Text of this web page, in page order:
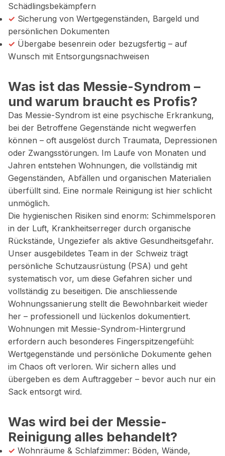
Schädlingsbekämpfern
✓ Sicherung von Wertgegenständen, Bargeld und
persönlichen Dokumenten
✓ Übergabe besenrein oder bezugsfertig – auf
Wunsch mit Entsorgungsnachweisen
Was ist das Messie-Syndrom –
und warum braucht es Profis?
Das Messie-Syndrom ist eine psychische Erkrankung,
bei der Betroffene Gegenstände nicht wegwerfen
können – oft ausgelöst durch Traumata, Depressionen
oder Zwangsstörungen. Im Laufe von Monaten und
Jahren entstehen Wohnungen, die vollständig mit
Gegenständen, Abfällen und organischen Materialien
überfüllt sind. Eine normale Reinigung ist hier schlicht
unmöglich.
Die hygienischen Risiken sind enorm: Schimmelsporen
in der Luft, Krankheitserreger durch organische
Rückstände, Ungeziefer als aktive Gesundheitsgefahr.
Unser ausgebildetes Team in der Schweiz trägt
persönliche Schutzausrüstung (PSA) und geht
systematisch vor, um diese Gefahren sicher und
vollständig zu beseitigen. Die anschliessende
Wohnungssanierung stellt die Bewohnbarkeit wieder
her – professionell und lückenlos dokumentiert.
Wohnungen mit Messie-Syndrom-Hintergrund
erfordern auch besonderes Fingerspitzengefühl:
Wertgegenstände und persönliche Dokumente gehen
im Chaos oft verloren. Wir sichern alles und
übergeben es dem Auftraggeber – bevor auch nur ein
Sack entsorgt wird.
Was wird bei der Messie-
Reinigung alles behandelt?
✓ Wohnräume & Schlafzimmer: Böden, Wände,